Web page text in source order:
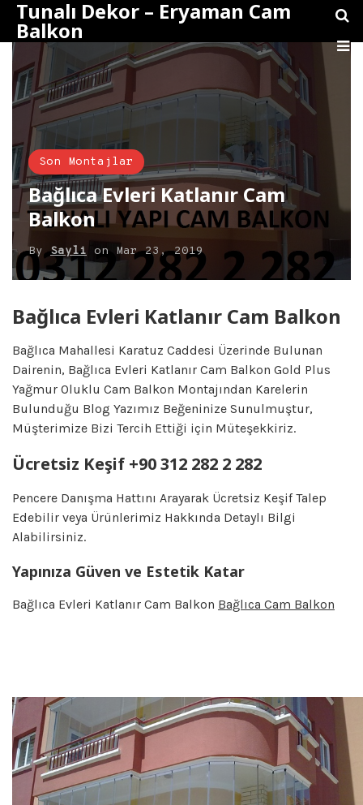
Tunalı Dekor – Eryaman Cam
Balkon
Son Montajlar
Bağlıca Evleri Katlanır Cam
Balkon
BySayli on Mar 23, 2019
Bağlıca Evleri Katlanır Cam Balkon
Bağlıca Mahallesi Karatuz Caddesi Üzerinde Bulunan
Dairenin, Bağlıca Evleri Katlanır Cam Balkon Gold Plus
Yağmur Oluklu Cam Balkon Montajından Karelerin
Bulunduğu Blog Yazımız Beğeninize Sunulmuştur,
Müşterimize Bizi Tercih Ettiği için Müteşekkiriz.
Ücretsiz Keşif +90 312 282 2 282
Pencere Danışma Hattını Arayarak Ücretsiz Keşif Talep
Edebilir veya Ürünlerimiz Hakkında Detaylı Bilgi
Alabilirsiniz.
Yapınıza Güven ve Estetik Katar
Bağlıca Evleri Katlanır Cam Balkon Bağlıca Cam Balkon